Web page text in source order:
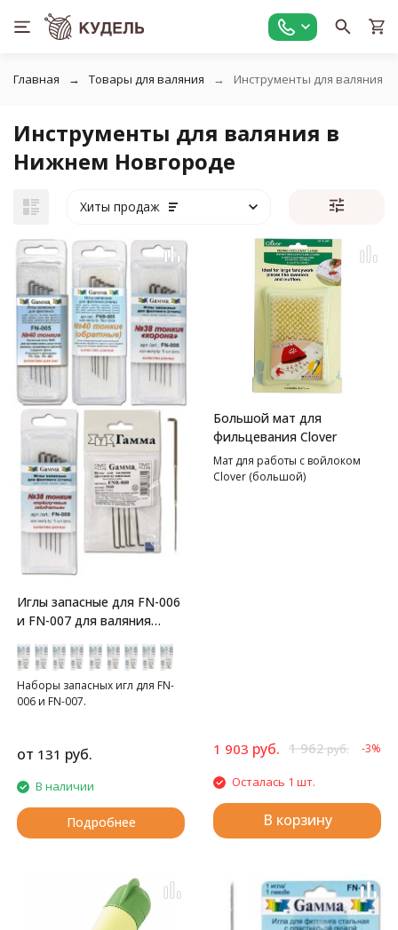
Главная Товары для валяния Инструменты для валяния
Инструменты для валяния в
Нижнем Новгороде
Хиты продаж
Иглы запасные для FN-006
и FN-007 для валяния
Наборы запасных игл для FN-
006 и FN-007.
от 131 руб.
В наличии
Подробнее
Большой мат для
фильцевания Clover
Мат для работы с войлоком
Clover (большой)
1 903 руб. 1 962руб. -3%
Осталась 1 шт.
В корзину